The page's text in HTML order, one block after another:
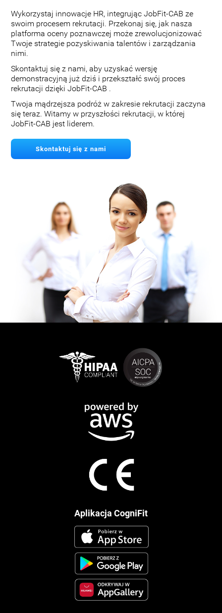
Wykorzystaj innowacje HR, integrując JobFit-CAB ze
swoim procesem rekrutacji. Przekonaj się, jak nasza
platforma oceny poznawczej może zrewolucjonizować
Twoje strategie pozyskiwania talentów i zarządzania
nimi.
Skontaktuj się z nami, aby uzyskać wersję
demonstracyjną już dziś i przekształć swój proces
rekrutacji dzięki JobFit-CAB .
Twoja mądrzejsza podróż w zakresie rekrutacji zaczyna
się teraz. Witamy w przyszłości rekrutacji, w której
JobFit-CAB jest liderem.
Skontaktuj się z nami
Aplikacja CogniFit